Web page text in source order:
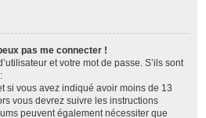
pas me connecter !
et votre mot de passe. S’ils sont
si vous avez indiqué avoir moins de 13
vous devrez suivre les instructions
peuvent également nécessiter que